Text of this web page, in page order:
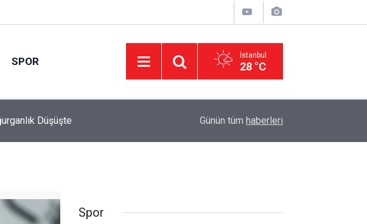
SPOR İstanbul
28 °C
DEVA Partisi'nde Büyük Kongre Hazırlıkları
Günün tüm haberleri
Spor